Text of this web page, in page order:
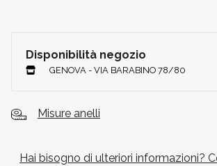
Disponibilità negozio
GENOVA - VIA BARABINO 78/80
Misure anelli
Hai bisogno di ulteriori informazioni?